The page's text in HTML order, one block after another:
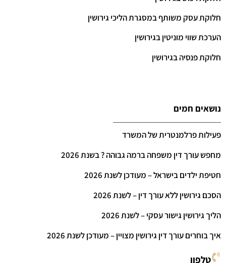
חלוקת עסק משותף במסגרת הליכי גירושין
הערכת שווי מוניטין בגירושין
חלוקת פנסיה בגירושין
נושאים חמים
פעילות פרלמנטרית של המשרד
מחפש עורך דין משפחה ברמה גבוהה ? בשנת 2026
חטיפת ילדים בישראל – מעודכן לשנת 2026
הסכם גירושין ללא עורך דין – לשנת 2026
הליך גירושין גישור עסקי – לשנת 2026
איך בוחרים עורך דין גירושין מצויין – מעודכן לשנת 2026
טלפון